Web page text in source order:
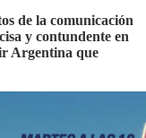
de la comunicación
y contundente en
Argentina que